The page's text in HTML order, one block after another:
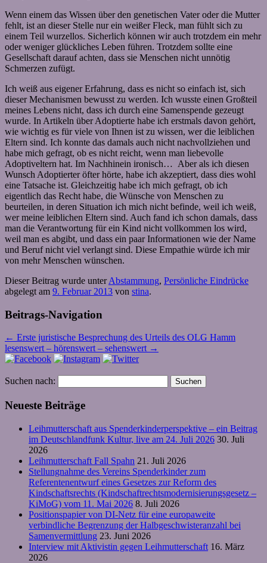
Wenn einem das Wissen über den genetischen Vater oder die Mutter
fehlt, ist an dieser Stelle nur ein weißer Fleck, man fühlt sich zu
einem Teil wurzellos. Sicherlich können wir auch trotzdem ein mehr
oder weniger glückliches Leben führen. Trotzdem sollte eine
Gesellschaft darauf achten, dass sie Menschen nicht unnötig
Schmerzen zufügt.
Ich weiß aus eigener Erfahrung, dass es nicht so einfach ist, sich
dieser Mechanismen bewusst zu werden. Ich wusste einen Großteil
meines Lebens nicht, dass ich durch eine Samenspende gezeugt
wurde. In Artikeln über Adoptierte habe ich erstmals davon gehört,
wie wichtig es für viele von Ihnen ist zu wissen, wer die leiblichen
Eltern sind. Ich konnte das damals auch nicht nachvollziehen und
habe mich gefragt, ob es nicht reicht, wenn man liebevolle
Adoptiveltern hat. Im Nachhinein ironisch… Aber als ich diesen
Wunsch Adoptierter öfter hörte, habe ich akzeptiert, dass dies wohl
eine Tatsache ist. Gleichzeitig habe ich mich gefragt, ob ich
eigentlich das Recht habe, die Wünsche von Menschen zu
beurteilen, in deren Situation ich mich nicht befinde, weil ich weiß,
wer meine leiblichen Eltern sind. Auch fand ich schon damals, dass
man die Verantwortung für ein Kind nicht vollkommen los wird,
weil man es abgibt, und dass ein paar Informationen wie der Name
und Beruf nicht viel verlangt sind. Diese Empathie würde ich mir
von mehr Menschen wünschen.
Dieser Beitrag wurde unterAbstammung, Persönliche Eindrücke
abgelegt am 9. Februar 2013 von stina.
Beitrags-Navigation
← Erste juristische Besprechung des Urteils des OLG Hamm
lesenswert – hörenswert – sehenswert →
Suchen nach:
Neueste Beiträge
Leihmutterschaft aus Spenderkinderperspektive – ein Beitrag
im Deutschlandfunk Kultur, live am 24. Juli 2026 30. Juli
2026
Leihmutterschaft Fall Spahn 21. Juli 2026
Stellungnahme des Vereins Spenderkinder zum
Referentenentwurf eines Gesetzes zur Reform des
Kindschaftsrechts (Kindschaftrechtsmodernisierungsgesetz –
KiMoG) vom 11. Mai 2026 8. Juli 2026
Positionspapier von DI-Netz für eine europaweite
verbindliche Begrenzung der Halbgeschwisteranzahl bei
Samenvermittlung 23. Juni 2026
Interview mit Aktivistin gegen Leihmutterschaft 16. März
2026